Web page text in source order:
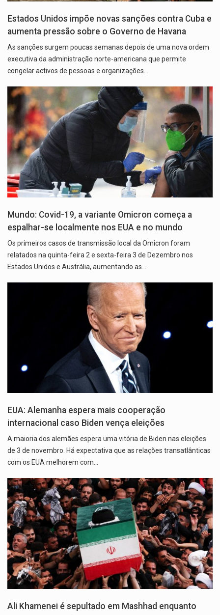
Estados Unidos impõe novas sanções contra Cuba e
aumenta pressão sobre o Governo de Havana
As sanções surgem poucas semanas depois de uma nova ordem
executiva da administração norte-americana que permite
congelar activos de pessoas e organizações…
Mundo: Covid-19, a variante Omicron começa a
espalhar-se localmente nos EUA e no mundo
Os primeiros casos de transmissão local da Omicron foram
relatados na quinta-feira 2 e sexta-feira 3 de Dezembro nos
Estados Unidos e Austrália, aumentando as…
EUA: Alemanha espera mais cooperação
internacional caso Biden vença eleições
A maioria dos alemães espera uma vitória de Biden nas eleições
de 3 de novembro. Há expectativa que as relações transatlânticas
com os EUA melhorem com…
Ali Khamenei é sepultado em Mashhad enquanto